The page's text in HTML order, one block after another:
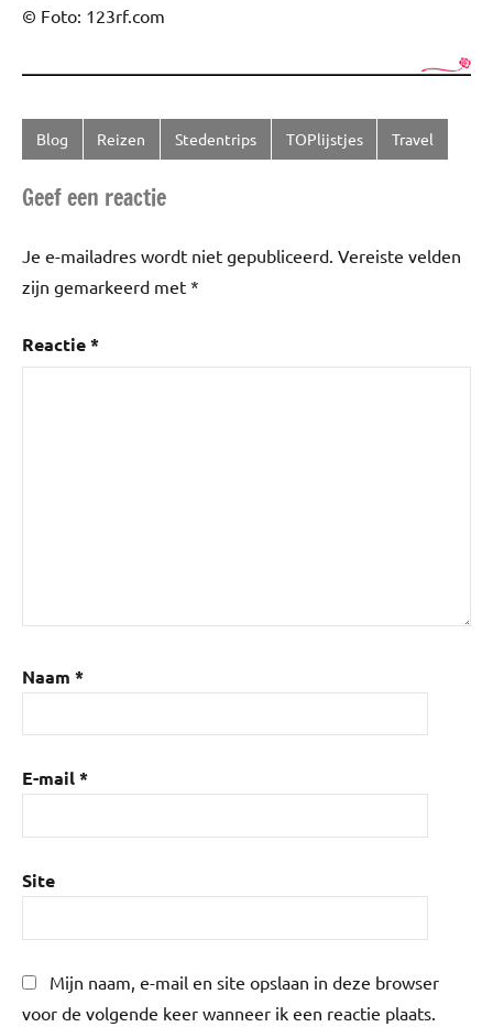
© Foto: 123rf.com
Getagd
Verboden
Blog Reizen Stedentrips TOPlijstjes Travel
Geef een reactie
Je e-mailadres wordt niet gepubliceerd. Vereiste velden
zijn gemarkeerd met *
Reactie*
Naam *
E-mail*
Site
Mijn naam, e-mail en site opslaan in deze browser
voor de volgende keer wanneer ik een reactie plaats.